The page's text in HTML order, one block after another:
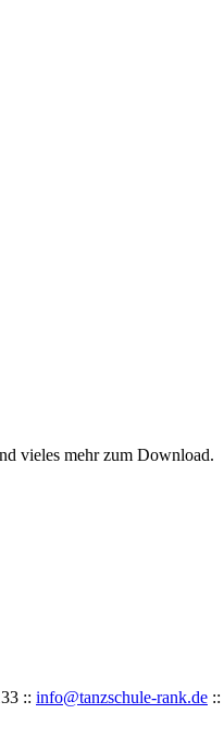
vieles mehr zum Download.
33 :: info@tanzschule-rank.de ::